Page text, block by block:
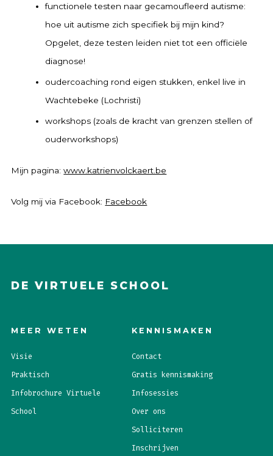
functionele testen naar gecamoufleerd autisme:
hoe uit autisme zich specifiek bij mijn kind?
Opgelet, deze testen leiden niet tot een officiële
diagnose!
oudercoaching rond eigen stukken, enkel live in
Wachtebeke (Lochristi)
workshops (zoals de kracht van grenzen stellen of
ouderworkshops)
Mijn pagina:www.katrienvolckaert.be
Volg mij via Facebook: Facebook
DE VIRTUELE SCHOOL
MEER WETEN
Visie
Praktisch
Infobrochure Virtuele
School
KENNISMAKEN
Contact
Gratis kennismaking
Infosessies
Over ons
Solliciteren
Inschrijven